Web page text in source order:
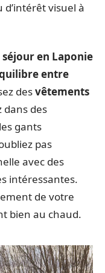
visuel à
séjour en Laponie
entre
desvêtements
dans des
gants
pas
avec des
intéressantes.
de votre
bien au chaud.